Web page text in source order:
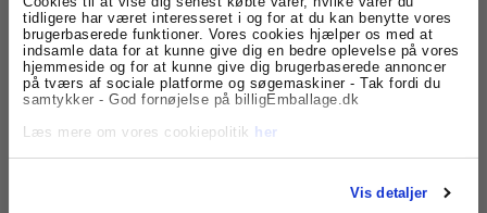
tidligere har været interesseret i og for at du kan benytte vores
brugerbaserede funktioner. Vores cookies hjælper os med at
indsamle data for at kunne give dig en bedre oplevelse på vores
hjemmeside og for at kunne give dig brugerbaserede annoncer
på tværs af sociale platforme og søgemaskiner - Tak fordi du
samtykker - God fornøjelse på billigEmballage.dk
Læs mere om vores cookiepolitik
her
Vis detaljer
Papirkurv fra Twin med et litermål på 15.
Papirkurven er designet i materialet metal og den kommer i farven
sort og formen på kurven er rund.
på arbejdspladsen, da det er vigtigt at der er opryddet hele tiden.
Det skaber samtidigt også et mere motiverende arbejdsmiljø, når
nyhedsbrevet
Få skarpe tilbud, nyheder og eksklusive
kundefordele, direkte i din indbakke.